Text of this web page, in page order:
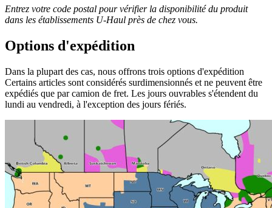
Entrez votre code postal pour vérifier la disponibilité du produit
dans les établissements U-Haul près de chez vous.
Options d'expédition
Dans la plupart des cas, nous offrons trois options d'expédition
Certains articles sont considérés surdimensionnés et ne peuvent être
expédiés que par camion de fret. Les jours ouvrables s'étendent du
lundi au vendredi, à l'exception des jours fériés.